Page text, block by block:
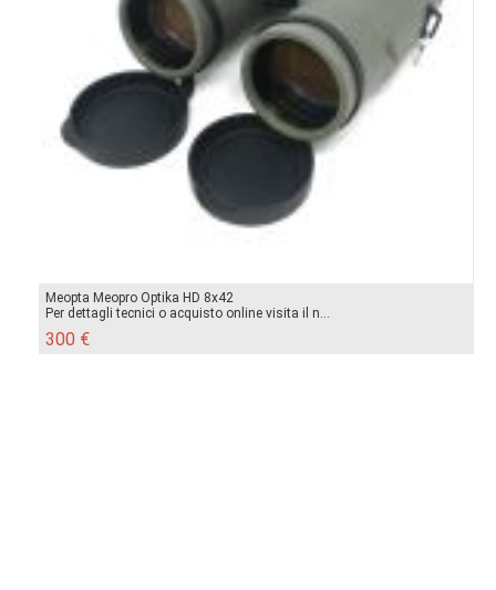
Meopta Meopro Optika HD 8x42
Per dettagli tecnici o acquisto online visita il n...
300 €